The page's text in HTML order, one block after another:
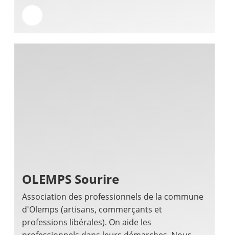
OLEMPS Sourire
Association des professionnels de la commune
d'Olemps (artisans, commerçants et
professions libérales). On aide les